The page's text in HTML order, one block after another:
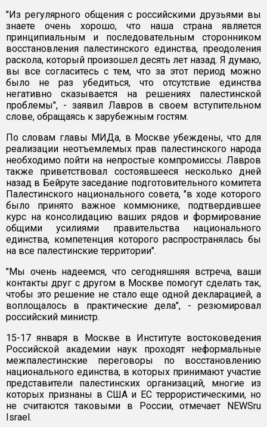
"Из регулярного общения с российскими друзьями вы
знаете очень хорошо, что наша страна является
принципиальным и последовательным сторонником
восстановления палестинского единства, преодоления
раскола, который произошел десять лет назад. Я думаю,
вы все согласитесь с тем, что за этот период можно
было не раз убедиться, что отсутствие единства
негативно сказывается на решениях палестинской
проблемы", - заявил Лавров в своем вступительном
слове, обращаясь к зарубежным гостям.
По словам главы МИДа, в Москве убеждены, что для
реализации неотъемлемых прав палестинского народа
необходимо пойти на непростые компромиссы. Лавров
также приветствовал состоявшееся несколько дней
назад в Бейруте заседание подготовительного комитета
Палестинского национального совета, "в ходе которого
было принято важное коммюнике, подтвердившее
курс на консолидацию ваших рядов и формирование
общими усилиями правительства национального
единства, компетенция которого распространялась бы
на все палестинские территории".
"Мы очень надеемся, что сегодняшняя встреча, ваши
контакты друг с другом в Москве помогут сделать так,
чтобы это решение не стало еще одной декларацией, а
воплощалось в практические дела", - резюмировал
российский министр.
15-17 января в Москве в Институте востоковедения
Российской академии наук проходят неформальные
межпалестинские переговоры по восстановлению
национального единства, в которых принимают участие
представители палестинских организаций, многие из
которых признаны в США и ЕС террористическими, но
не считаются таковыми в России, отмечает NEWSru
Israel.